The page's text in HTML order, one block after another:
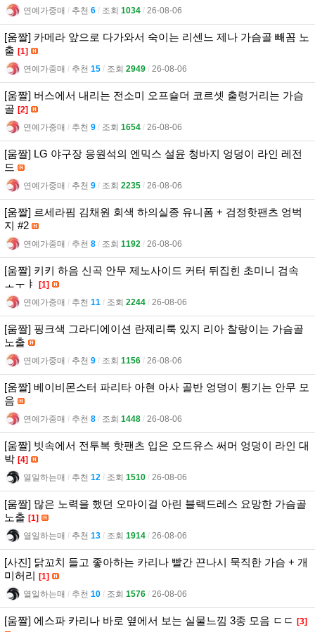
연예가중매 l 추천 6 l 조회 1034 l 26-08-06
[움짤] 카메라 앞으로 다가와서 숙이는 리센느 제나 가슴골 빼꼼 노
출 [1]
연예가중매 l 추천 15 l 조회 2949 l 26-08-06
[움짤] 버스에서 내리는 전소미 오프숄더 코르셋 출렁거리는 가슴
골 [2]
연예가중매 l 추천 9 l 조회 1654 l 26-08-06
[움짤] LG 야구장 응원석의 엔믹스 설윤 청바지 엉덩이 라인 레전
드
연예가중매 l 추천 9 l 조회 2235 l 26-08-06
[움짤] 르세라핌 김채원 회색 하의실종 유니폼 + 검정핫팬츠 엉벅
지 #2
연예가중매 l 추천 8 l 조회 1192 l 26-08-06
[움짤] 키키 하음 신곡 안무 제노사이드 커터 뒤집힌 초미니 검속
ㅗㅜㅑ
[1]
연예가중매 l 추천 11 l 조회 2244 l 26-08-06
[움짤] 핑크색 그라디에이션 란제리룩 있지 리아 찰랑이는 가슴골
노출
연예가중매 l 추천 9 l 조회 1156 l 26-08-06
[움짤] 베이비몬스터 파리타 아현 아사 골반 엉덩이 튕기는 안무 모
음
연예가중매 l 추천 8 l 조회 1448 l 26-08-06
[움짤] 빗속에서 전투복 핫팬츠 입은 오드유스 써머 엉덩이 라인 대
박 [4]
열일하는매 l 추천 12 l 조회 1510 l 26-08-06
[움짤] 많은 노력을 했던 오마이걸 아린 블랙드레스 요망한 가슴골
노출 [1]
열일하는매 l 추천 13 l 조회 1914 l 26-08-06
[사진] 닭꼬치 들고 좋아하는 카리나 빨간 끈나시 묵직한 가슴 + 개
미허리 [1]
열일하는매 l 추천 10 l 조회 1576 l 26-08-06
[움짤] 에스파 카리나 바로 옆에서 보는 실물느낌 3종 모음 ㄷㄷ [3]